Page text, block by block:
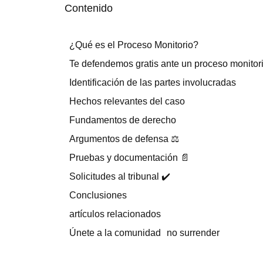
Contenido
¿Qué es el Proceso Monitorio?
Te defendemos gratis ante un proceso
Identificación de las partes involucradas
Hechos relevantes del caso
Fundamentos de derecho
Argumentos de defensa ⚖️
Pruebas y documentación 📄
Solicitudes al tribunal ✔️
Conclusiones
artículos relacionados
Únete a la comunidad no surrender